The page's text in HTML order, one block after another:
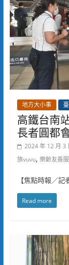
地方大小事
高鐵台南
長者圓都
2024 年 12 月 3
族vuvu, 樂齡友善
【焦點時報／
Read more